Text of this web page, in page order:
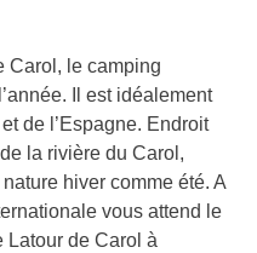
Carol, le camping
Il est idéalement
de l’Espagne. Endroit
la rivière du Carol,
hiver comme été. A
vous attend le
Latour de Carol à